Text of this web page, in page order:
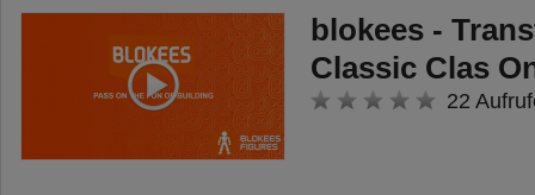
blokees -
Classic Clas
22